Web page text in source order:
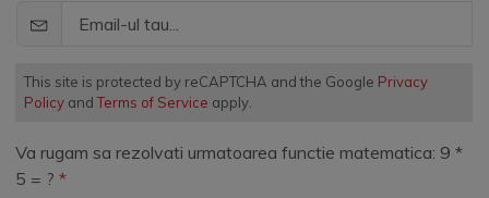
This site is protected by reCAPTCHA and the Google Privacy
Policy andTerms of Service apply.
Va rugam sa rezolvati urmatoarea functie matematica: 9 *
5 = ?